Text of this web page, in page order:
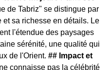
de Tabriz" se distingue par
sa richesse en détails. Le
l'étendue des paysages
sérénité, une qualité qui
de l'Orient.## Impact et
connaisse pas la célébrité